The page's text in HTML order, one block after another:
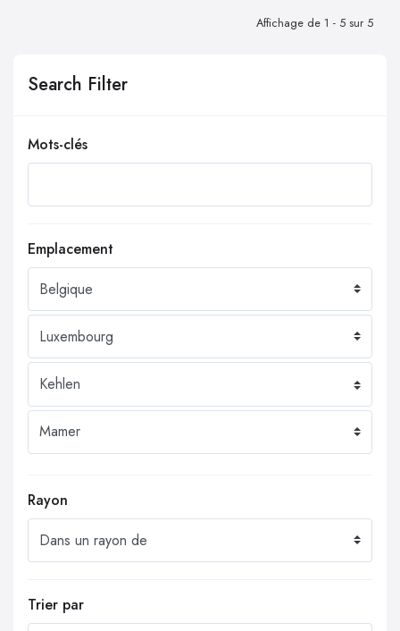
Search Filter
Mots-clés
Emplacement
Rayon
Trier par
Affichage de 1 - 5 sur 5